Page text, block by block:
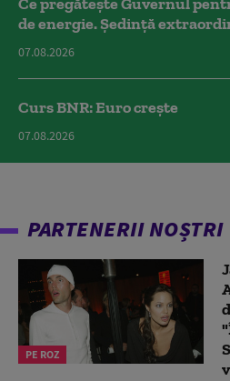
de energie. Ședință
07.08.2026
Curs BNR: Euro crește
07.08.2026
PARTENERII NOȘTRI
PE ROZ